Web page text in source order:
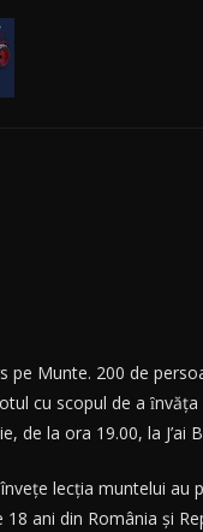
Munte. 200 de
cu scopul de a
la ora 19.00, la J’ai
lecţia muntelui au
ani din România şi